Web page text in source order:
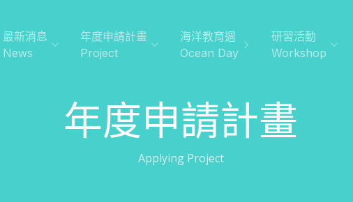
最新消息
News
年度申請計畫
Project
海洋教育週
Ocean Day
研習活動
Workshop
年度申請計畫
Applying Project